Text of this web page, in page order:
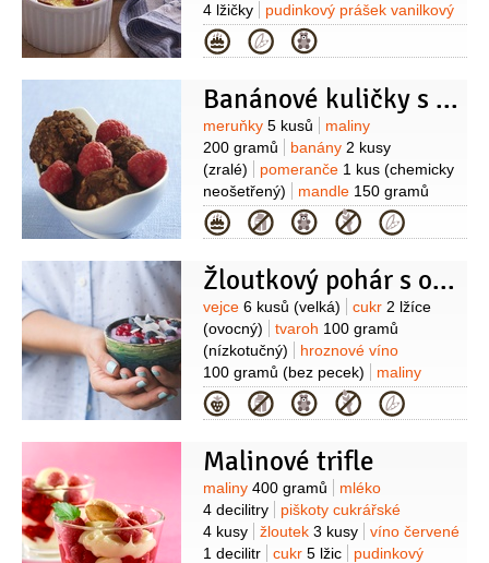
4 lžičky
pudinkový prášek vanilkový
1/2balení cukr
Kategorie
Banánové kuličky s meruňkami a malinami
Suroviny
meruňky 5 kusů
maliny
200 gramů
banány 2 kusy
(zralé)
pomeranče 1 kus (chemicky
neošetřený)
mandle 150 gramů
(mleté)
mandle
30 gramů
(nasekané)
kakao1 lžíce
Kategorie
Žloutkový pohár s ovocem
Suroviny
vejce 6 kusů (velká) cukr 2 lžíce
(ovocný)
tvaroh 100 gramů
(nízkotučný)
hroznové víno
100 gramů (bez pecek)
maliny
4 lžíce
(nejlépe čerstvé mohou být i
mražené)
Kategorie
Malinové trifle
Suroviny
maliny 400 gramů
mléko
4 decilitry
piškoty cukrářské
4 kusy
žloutek 3 kusy
víno červené
1 decilitr
cukr 5 lžic
pudinkový